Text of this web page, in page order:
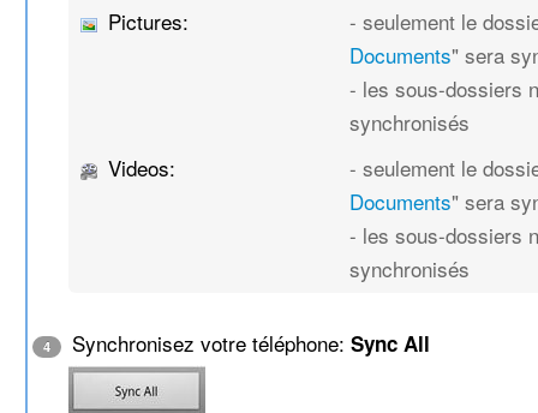
Pictures:
- seulement le
Documents" sera
- les sous-dossiers
synchronisés
Videos:
- seulement le
Documents" sera
- les sous-dossiers
synchronisés
4 Synchronisez votre téléphone:Sync All